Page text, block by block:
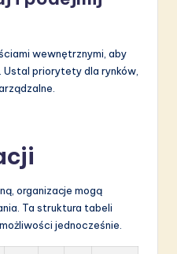
wewnętrznymi, aby
Ustal priorytety dla rynków,
organizacje mogą
Ta struktura tabeli
jednocześnie.